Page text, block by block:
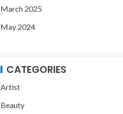
March 2025
May 2024
CATEGORIES
Artist
Beauty